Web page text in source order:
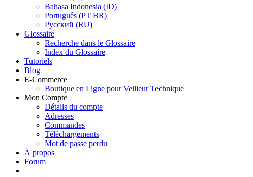
Bahasa Indonesia (ID)
Português (PT BR)
Pусский (RU)
Glossaire
Recherche dans le Glossaire
Index du Glossaire
Tutoriels
Blog
E-Commerce
Boutique en Ligne pour Veilleur Technique
Mon Compte
Détails du compte
Adresses
Commandes
Téléchargements
Mot de passe perdu
À propos
Forum